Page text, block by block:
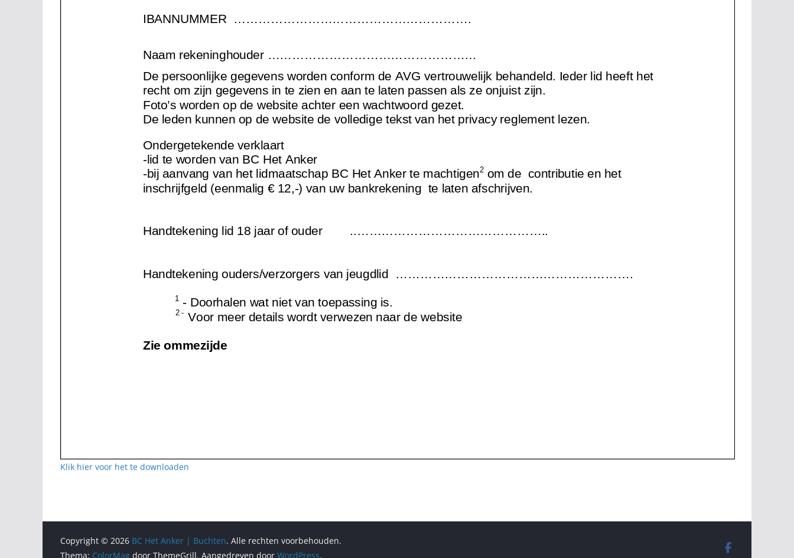
Klik hier voor het te downloaden
Copyright © 2026 BC Het Anker | Buchten. Alle rechten voorbehouden.
Thema: ColorMag door ThemeGrill. Aangedreven door WordPress.